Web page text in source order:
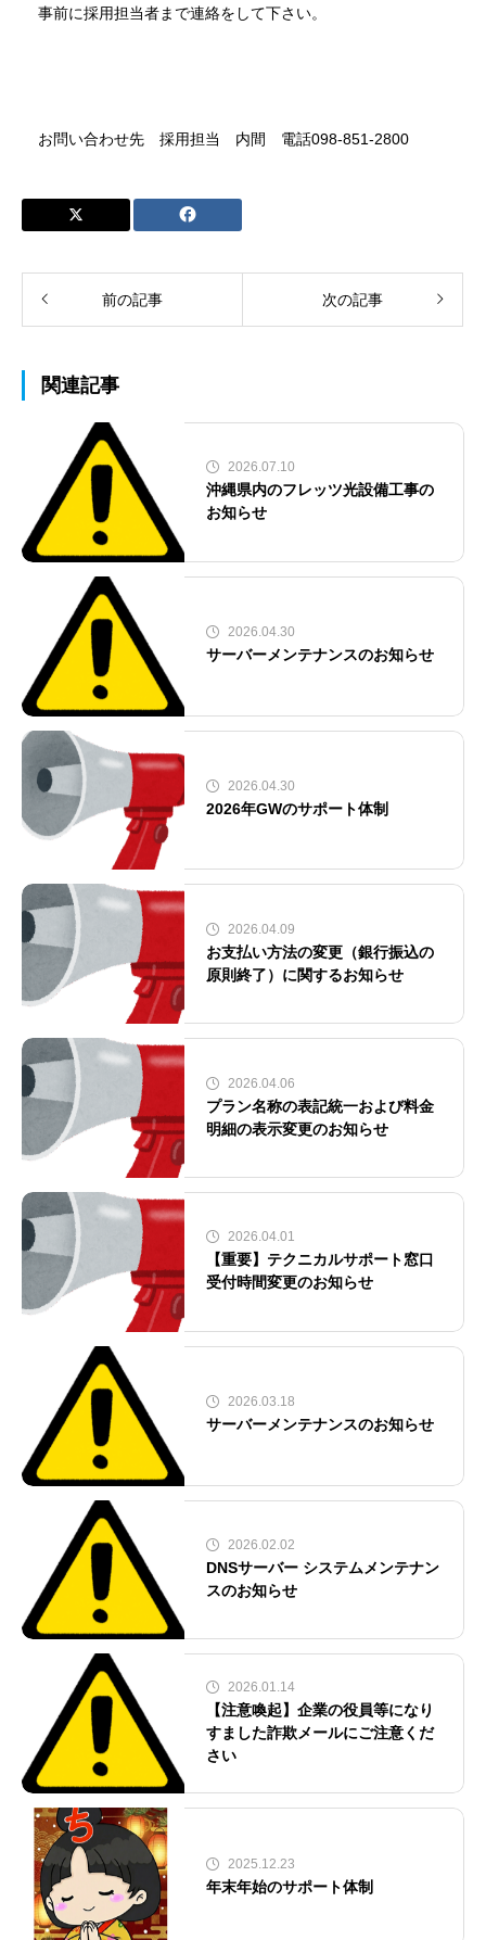
事前に採用担当者まで連絡をして下さい。
お問い合わせ先 採用担当 内間 電話098-851-2800
前の記事 次の記事
関連記事
2026.07.10
沖縄県内のフレッツ光設備工事の
お知らせ
2026.04.30
サーバーメンテナンスのお知らせ
2026.04.30
2026年GWのサポート体制
2026.04.09
お支払い方法の変更（銀行振込の
原則終了）に関するお知らせ
2026.04.06
プラン名称の表記統一および料金
明細の表示変更のお知らせ
2026.04.01
【重要】テクニカルサポート窓口
受付時間変更のお知らせ
2026.03.18
サーバーメンテナンスのお知らせ
2026.02.02
DNSサーバー システムメンテナン
スのお知らせ
2026.01.14
【注意喚起】企業の役員等になり
すました詐欺メールにご注意くだ
さい
2025.12.23
年末年始のサポート体制